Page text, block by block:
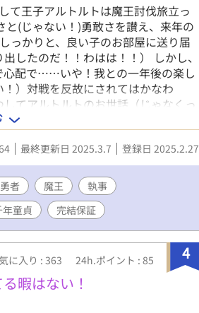
て王子アルトルトは魔王討伐旅立っ
(じゃない！)勇敢さを讃え、来年の
っかりと、良い子のお部屋に送り届
したのだ！！わはは！！） しかし、
心配で……いや！我との一年後の楽し
）対戦を反故にされてはかなわ
てアルトルトのお世話（じゃなくっ
い将来の勇者との聖堂でのリーンゴ
ない！奮闘が始まったのだった！！
どね。最終更新日 2025.3.7 登録日 2025.2.27
勇者 魔王
執事
年童貞 完結保証
4
に入り : 363 24h.ポイント : 85
暇はない！